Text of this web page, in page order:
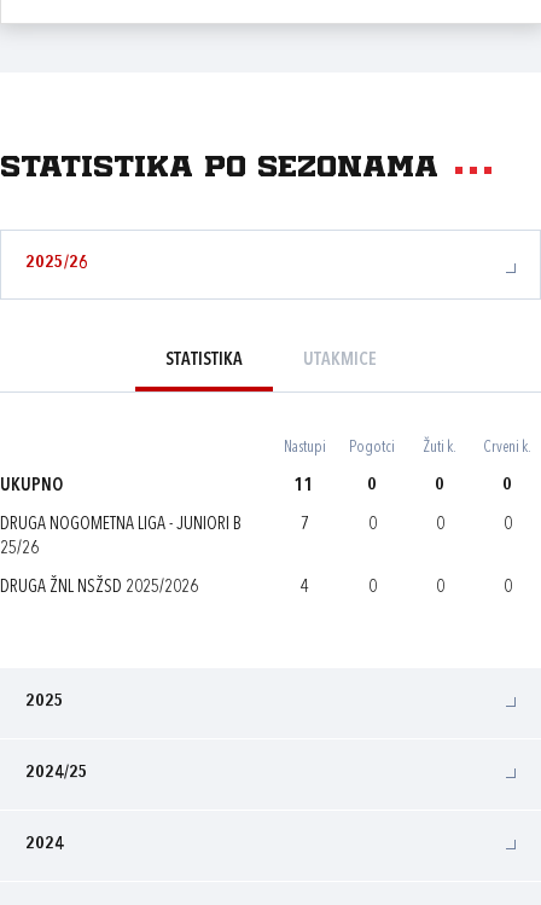
Statistika po sezonama
2025/26
STATISTIKA UTAKMICE
Nastupi Pogotci Žuti k. Crveni k.
UKUPNO 11 0 0 0
DRUGA NOGOMETNA LIGA - JUNIORI B
25/26
7 0 0 0
DRUGA ŽNL NSŽSD 2025/2026 4 0 0 0
2025
2024/25
2024